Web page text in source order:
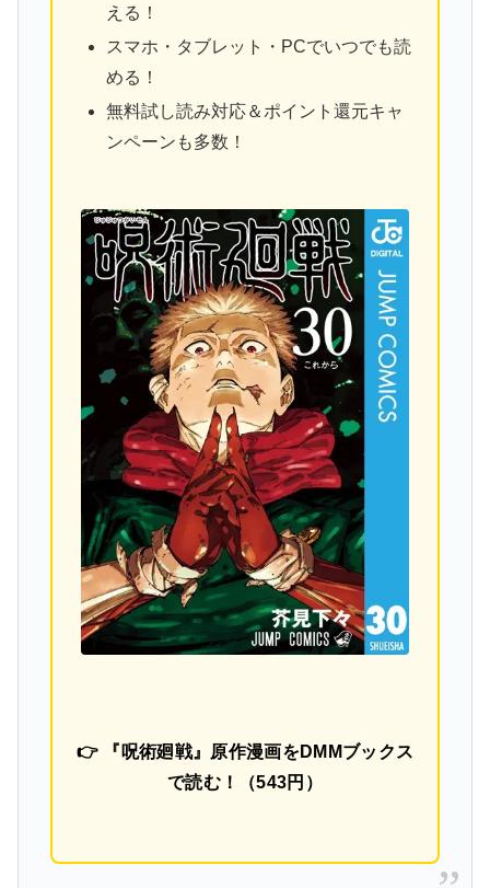
える！
スマホ・タブレット・PCでいつでも読
める！
無料試し読み対応＆ポイント還元キャ
ンペーンも多数！
👉 『呪術廻戦』原作漫画をDMMブックス
で読む！（543円）